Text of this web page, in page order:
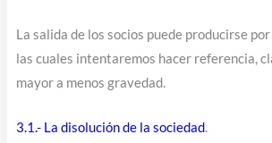
La salida de los socios puede producirse
las cuales intentaremos hacer referencia,
mayor a menos gravedad.
3.1.- La disolución de la sociedad.